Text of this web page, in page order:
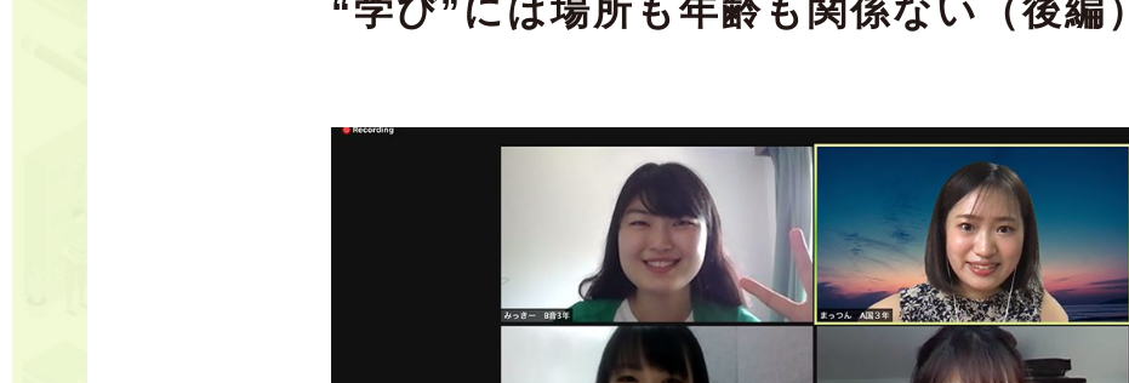
“学び”には場所も年齢も関係ない（後編）